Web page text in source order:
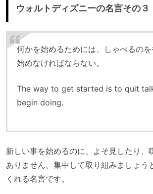
ウォルトディズニーの名言その
何かを始めるためには、しゃべるの
始めなければならない。
The way to get started is to quit
begin doing.
新しい事を始めるのに、よそ見したり、
ありません、集中して取り組みましょう
くれる名言です。